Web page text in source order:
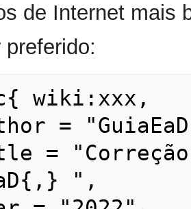
de Internet mais
preferido:
",